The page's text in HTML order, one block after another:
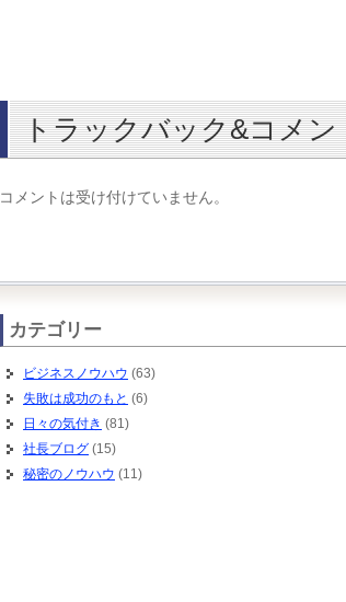
トラックバック&コメン
コメントは受け付けていません。
カテゴリー
ビジネスノウハウ (63)
失敗は成功のもと (6)
日々の気付き (81)
社長ブログ (15)
秘密のノウハウ (11)